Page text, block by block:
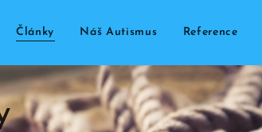
Články Náš Autismus Reference